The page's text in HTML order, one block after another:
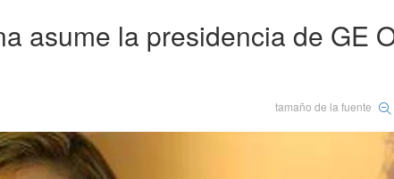
asume la presidencia de GE
tamaño de la fuente